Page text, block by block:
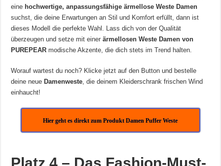
eine hochwertige, anpassungsfähige ärmellose Weste Damen
suchst, die deine Erwartungen an Stil und Komfort erfüllt, dann ist
dieses Modell die perfekte Wahl. Lass dich von der Qualität
überzeugen und setze mit einerärmellosen Weste Damen von
PUREPEAR modische Akzente, die dich stets im Trend halten.
Worauf wartest du noch? Klicke jetzt auf den Button und bestelle
deine neue Damenweste , die deinem Kleiderschrank frischen Wind
einhaucht!
Hier geht es direkt zum Produkt Damen Puffer Weste
Platz 4 – Das Fashion-Must-